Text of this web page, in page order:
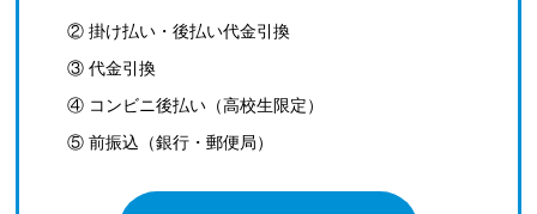
② 掛け払い・後払い代金引換
③ 代金引換
④ コンビニ後払い（高校生限定）
⑤ 前振込（銀行・郵便局）